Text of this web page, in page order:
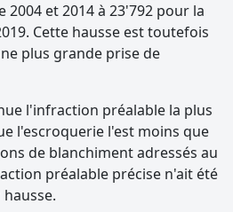
2004 et 2014 à 23'792 pour la
Cette hausse est toutefois
plus grande prise de
l'infraction préalable la plus
l'escroquerie l'est moins que
de blanchiment adressés au
préalable précise n'ait été